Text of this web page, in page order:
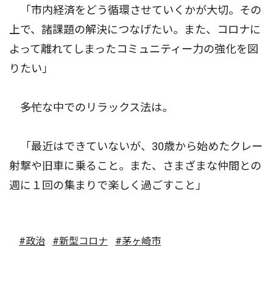
「市内経済をどう循環させていくかが大切。その
上で、諸課題の解決につなげたい。また、コロナに
よって離れてしまったコミュニティー力の強化を図
りたい」
――多忙な中でのリラックス法は。
「最近はできていないが、30歳から始めたクレー
射撃や旧車に乗ること。また、さまざまな仲間との
週に１回の集まりで楽しく過ごすこと」
#政治 #新型コロナ #茅ヶ崎市